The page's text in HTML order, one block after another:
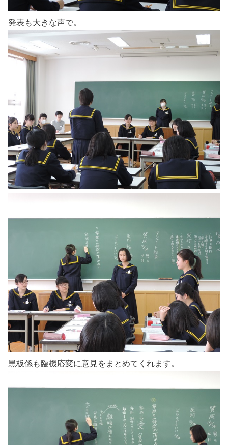
発表も大きな声で。
黒板係も臨機応変に意見をまとめてくれます。